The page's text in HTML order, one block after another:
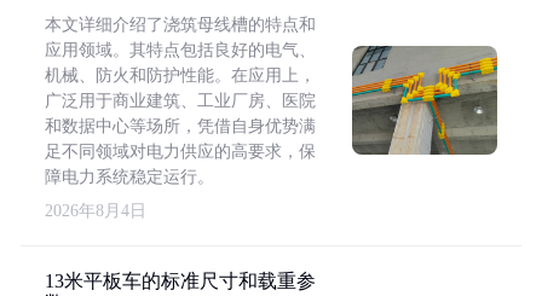
本文详细介绍了浇筑母线槽的特点和
应用领域。其特点包括良好的电气、
机械、防火和防护性能。在应用上，
广泛用于商业建筑、工业厂房、医院
和数据中心等场所，凭借自身优势满
足不同领域对电力供应的高要求，保
障电力系统稳定运行。
2026年8月4日
13米平板车的标准尺寸和载重参